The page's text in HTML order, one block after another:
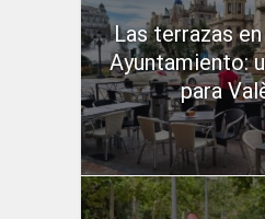
Las terrazas
Ayuntamiento:
para